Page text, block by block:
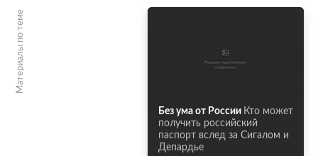
Материалы по теме
Без ума от России Кто может
получить российский
паспорт вслед за Сигалом и
Депардье